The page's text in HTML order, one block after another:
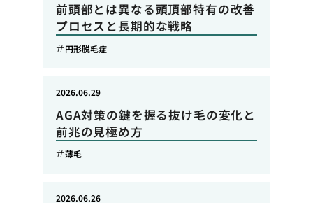
前頭部とは異なる頭頂部特有の改善
プロセスと長期的な戦略
円形脱毛症
AGA対策の鍵を握る抜け毛の変化と
前兆の見極め方
2026.06.29
薄毛
2026.06.26